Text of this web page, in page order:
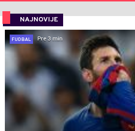
NAJNOVIJE
FUDBAL
Pre 3 min